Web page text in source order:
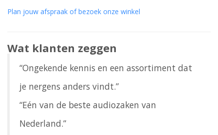
Plan jouw afspraak of bezoek onze winkel
Wat klanten zeggen
“Ongekende kennis en een assortiment dat
je nergens anders vindt.”
“Eén van de beste audiozaken van
Nederland.”